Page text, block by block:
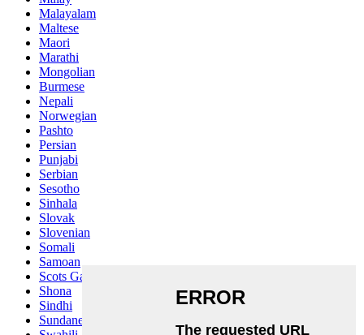
Malayalam
Maltese
Maori
Marathi
Mongolian
Burmese
Nepali
Norwegian
Pashto
Persian
Punjabi
Serbian
Sesotho
Sinhala
Slovak
Slovenian
Somali
Samoan
Scots Gaelic
Shona
Sindhi
Sundanese